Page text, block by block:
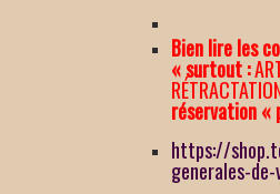
Bien lire les
« surtout :
réservation «
https://
generales-